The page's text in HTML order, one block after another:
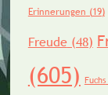
Erinnerungen (19)
Freude(48)
(605) Fuchs